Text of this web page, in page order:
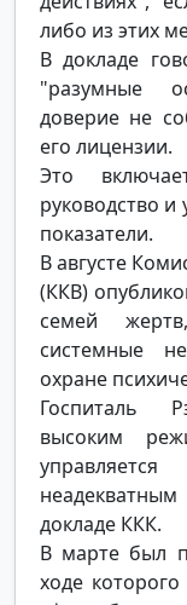
либо из этих
В докладе
"разумные
доверие не
его лицензии.
Это
руководство
показатели.
В августе
(ККВ)
семей
системные
охране
Госпиталь
высоким
докладе ККК.
В марте был
ходе